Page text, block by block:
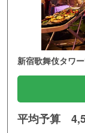
新宿歌舞伎タワ
平均予算